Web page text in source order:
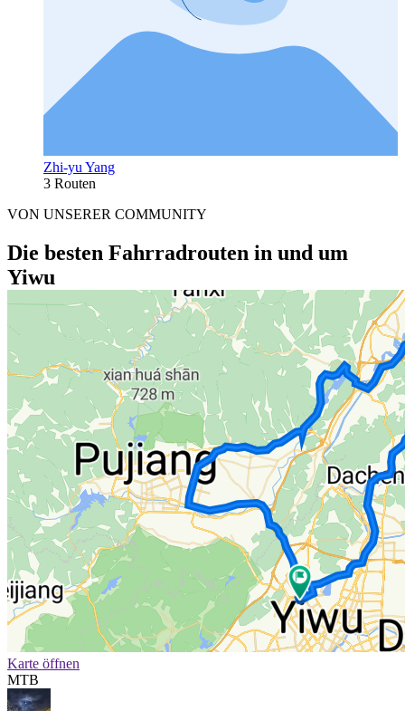
Zhi-yu Yang
3 Routen
VON UNSERER COMMUNITY
Die besten Fahrradrouten in und um
Yiwu
Karte öffnen
MTB